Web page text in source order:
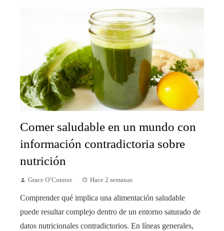
Comer saludable en un mundo con
información contradictoria sobre
nutrición
Grace O’Connor Hace 2 semanas
Comprender qué implica una alimentación saludable
puede resultar complejo dentro de un entorno saturado de
datos nutricionales contradictorios. En líneas generales,